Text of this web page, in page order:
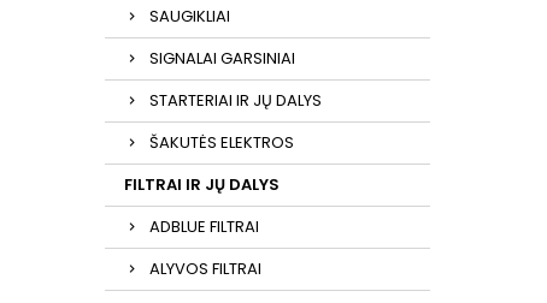
SAUGIKLIAI
SIGNALAI GARSINIAI
STARTERIAI IR JŲ DALYS
ŠAKUTĖS ELEKTROS
FILTRAI IR JŲ DALYS
ADBLUE FILTRAI
ALYVOS FILTRAI